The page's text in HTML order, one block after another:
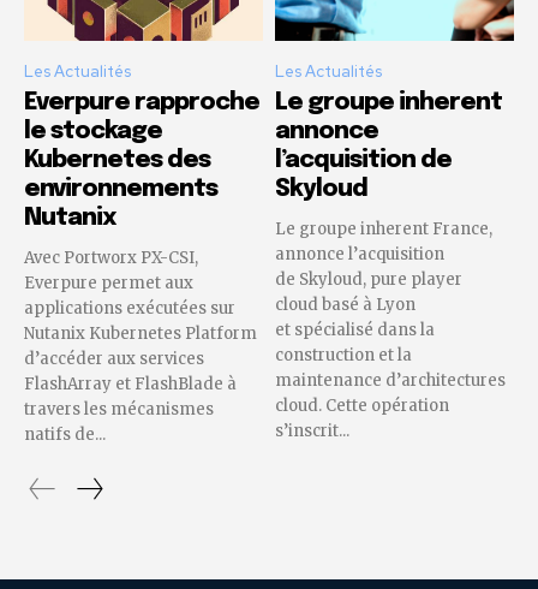
Les Actualités
Everpure rapproche
le stockage
Kubernetes des
environnements
Nutanix
Avec Portworx PX-CSI,
Everpure permet aux
applications exécutées sur
Nutanix Kubernetes Platform
d’accéder aux services
FlashArray et FlashBlade à
travers les mécanismes
natifs de...
Les Actualités
Le groupe inherent
annonce
l’acquisition de
Skyloud
Le groupe inherent France,
annonce l’acquisition
de Skyloud, pure player
cloud basé à Lyon
et spécialisé dans la
construction et la
maintenance d’architectures
cloud. Cette opération
s’inscrit...